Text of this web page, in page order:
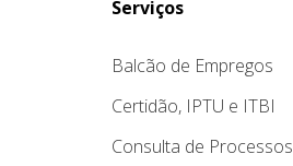
Serviços
Balcão de Empregos
Certidão, IPTU e ITBI
Consulta de Processos